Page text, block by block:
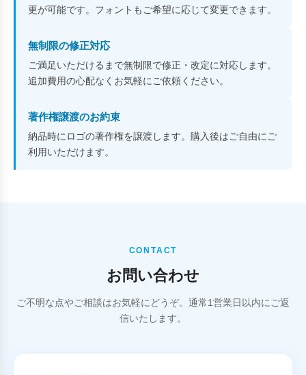
更が可能です。フォントもご希望に応じて変更できます。
無制限の修正対応
ご満足いただけるまで無制限で修正・改定に対応します。
追加費用の心配なくお気軽にご依頼ください。
著作権譲渡のお約束
納品時にロゴの著作権を譲渡します。購入後はご自由にご
利用いただけます。
CONTACT
お問い合わせ
ご不明な点やご相談はお気軽にどうぞ。通常1営業日以内にご返
信いたします。